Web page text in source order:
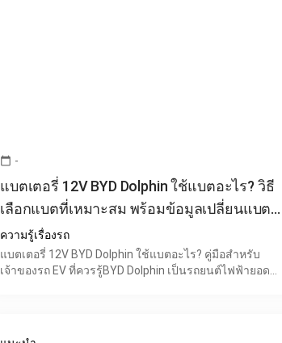
calendar_today -
แบตเตอรี่ 12V BYD Dolphin ใช้แบตอะไร? วิธี
เลือกแบตที่เหมาะสม พร้อมข้อมูลเปลี่ยนแบต
BYD Dolphin
ความรู้เรื่องรถ
แบตเตอรี่ 12V BYD Dolphin ใช้แบตอะไร? คู่มือสำหรับ
เจ้าของรถ EV ที่ควรรู้BYD Dolphin เป็นรถยนต์ไฟฟ้ายอด